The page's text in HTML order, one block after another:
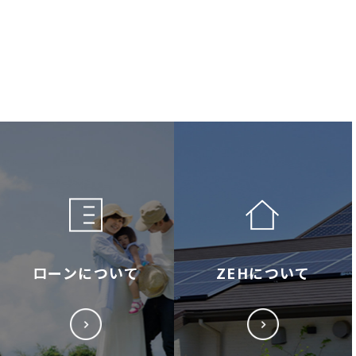
ローンについて ZEHについて